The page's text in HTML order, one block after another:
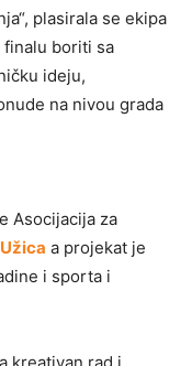
plasirala se ekipa
boriti sa
ideju,
na nivou grada
Asocijacija za
a projekat je
i sporta i